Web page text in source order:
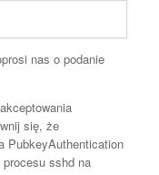
nas o podanie
się, że
PubkeyAuthentication
sshd na